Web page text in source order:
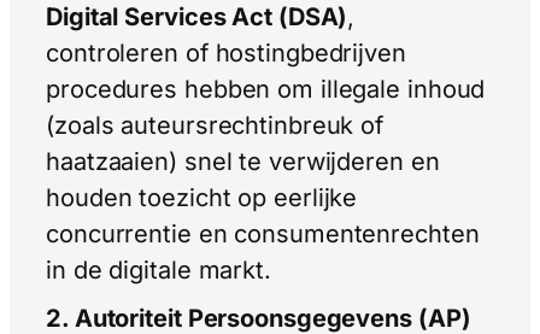
Digital Services Act (DSA),
controleren of hostingbedrijven
procedures hebben om illegale inhoud
(zoals auteursrechtinbreuk of
haatzaaien) snel te verwijderen en
houden toezicht op eerlijke
concurrentie en consumentenrechten
in de digitale markt.
2. Autoriteit Persoonsgegevens (AP)